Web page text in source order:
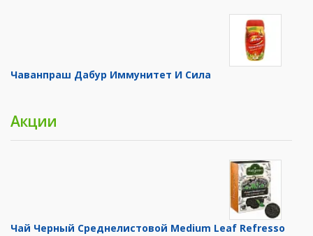
Чаванпраш Дабур Иммунитет И Сила
Акции
Чай Черный Среднелистовой Medium Leaf Refresso